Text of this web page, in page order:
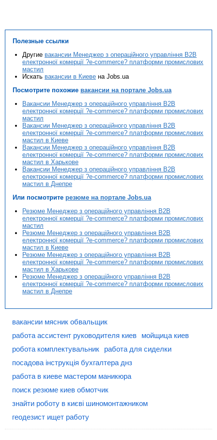
Полезные ссылки
Другие вакансии Менеджер з операційного управління B2B
електронної комерції ?e-commerce? платформи промислових
мастил
Искать вакансии в Киеве на Jobs.ua
Посмотрите похожие вакансии на портале Jobs.ua
Вакансии Менеджер з операційного управління B2B
електронної комерції ?e-commerce? платформи промислових
мастил
Вакансии Менеджер з операційного управління B2B
електронної комерції ?e-commerce? платформи промислових
мастил в Киеве
Вакансии Менеджер з операційного управління B2B
електронної комерції ?e-commerce? платформи промислових
мастил в Харькове
Вакансии Менеджер з операційного управління B2B
електронної комерції ?e-commerce? платформи промислових
мастил в Днепре
Или посмотрите резюме на портале Jobs.ua
Резюме Менеджер з операційного управління B2B
електронної комерції ?e-commerce? платформи промислових
мастил
Резюме Менеджер з операційного управління B2B
електронної комерції ?e-commerce? платформи промислових
мастил в Киеве
Резюме Менеджер з операційного управління B2B
електронної комерції ?e-commerce? платформи промислових
мастил в Харькове
Резюме Менеджер з операційного управління B2B
електронної комерції ?e-commerce? платформи промислових
мастил в Днепре
вакансии мясник обвальщик
работа ассистент руководителя киев
мойщица киев
робота комплектувальник
работа для сиделки
посадова інструкція бухгалтера днз
работа в киеве мастером маникюра
поиск резюме киев обмотчик
знайти роботу в києві шиномонтажником
геодезист ищет работу